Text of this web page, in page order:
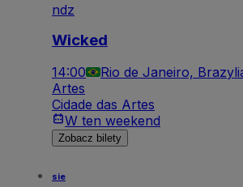
ndz
Wicked
14:00 Rio de Janeiro,
Artes
Cidade das Artes
W ten weekend
Zobacz bilety
sie